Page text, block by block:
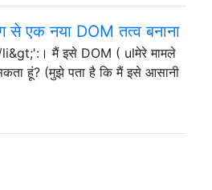
से एक नया DOM तत्व बनाना
li&gt;':। मैं इसे DOM ( ulमेरे मामले
हूं? (मुझे पता है कि मैं इसे आसानी